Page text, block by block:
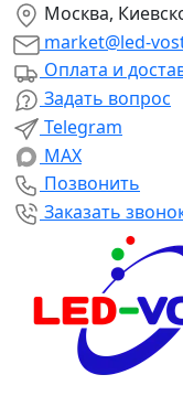
Москва,
market@led-
Оплата и
Задать вопрос
Telegram
MAX
Позвонить
Заказать